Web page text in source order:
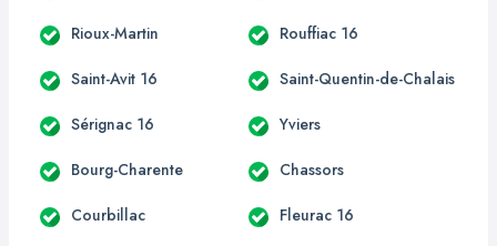
Rioux-Martin Rouffiac 16
Saint-Avit 16 Saint-Quentin-de-Chalais
Sérignac 16 Yviers
Bourg-Charente Chassors
Courbillac Fleurac 16